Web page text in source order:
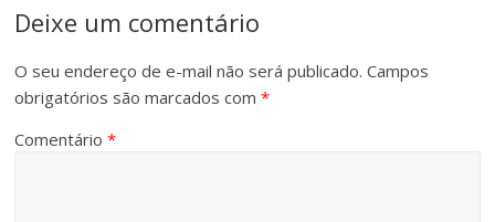
Deixe um comentário
O seu endereço de e-mail não será publicado. Campos
obrigatórios são marcados com*
Comentário*